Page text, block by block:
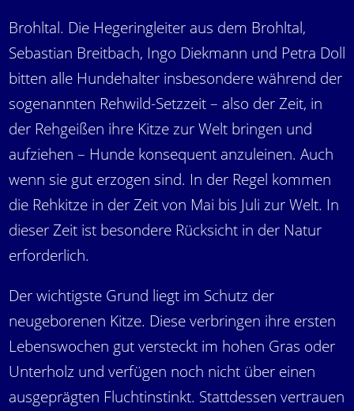
Brohltal. Die Hegeringleiter aus dem Brohltal,
Sebastian Breitbach, Ingo Diekmann und Petra Doll
bitten alle Hundehalter insbesondere während der
sogenannten Rehwild-Setzzeit – also der Zeit, in
der Rehgeißen ihre Kitze zur Welt bringen und
aufziehen – Hunde konsequent anzuleinen. Auch
wenn sie gut erzogen sind. In der Regel kommen
die Rehkitze in der Zeit von Mai bis Juli zur Welt. In
dieser Zeit ist besondere Rücksicht in der Natur
erforderlich.
Der wichtigste Grund liegt im Schutz der
neugeborenen Kitze. Diese verbringen ihre ersten
Lebenswochen gut versteckt im hohen Gras oder
Unterholz und verfügen noch nicht über einen
ausgeprägten Fluchtinstinkt. Stattdessen vertrauen